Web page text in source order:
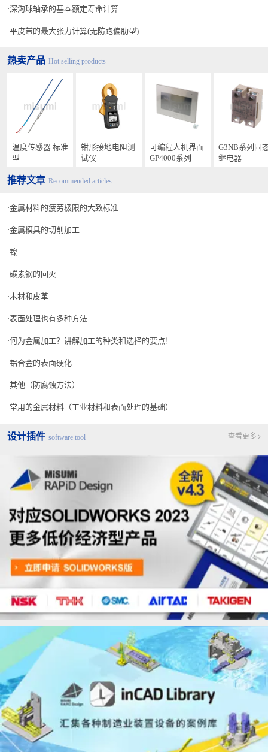
深沟球轴承的基本额定寿命计算
平皮带的最大张力计算(无防跑偏肋型)
热卖产品 Hot selling products
温度传感器 标准
型
钳形接地电阻测
试仪
可编程人机界面
GP4000系列
G3NB系列固
继电器
推荐文章 Recommended articles
金属材料的疲劳极限的大致标准
金属模具的切削加工
镍
碳素钢的回火
木材和皮革
表面处理也有多种方法
何为金属加工？讲解加工的种类和选择的要点！
铝合金的表面硬化
其他（防腐蚀方法）
常用的金属材料（工业材料和表面处理的基础）
设计插件 software tool 查看更多